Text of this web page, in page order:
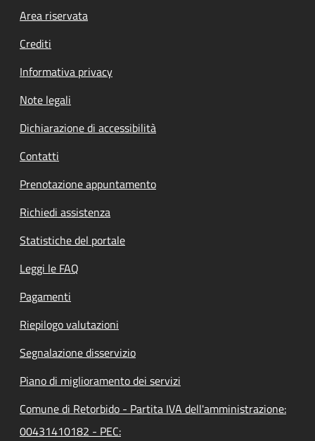
Footer menu
Area riservata
Crediti
Informativa privacy
Note legali
Dichiarazione di accessibilità
Contatti
Prenotazione appuntamento
Richiedi assistenza
Statistiche del portale
Leggi le FAQ
Pagamenti
Riepilogo valutazioni
Segnalazione disservizio
Piano di miglioramento dei servizi
Comune di Retorbido - Partita IVA dell'amministrazione:
00431410182 - PEC: